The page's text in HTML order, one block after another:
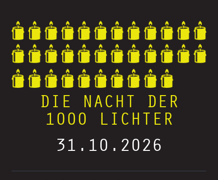
DIE NACHT DER
1000 LICHTER
31.10.2026